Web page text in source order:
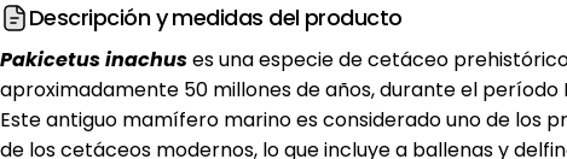
Descripción y medidas del producto
Pakicetus inachuses una especie de cetáceo
aproximadamente 50 millones de años, durante el período
Este antiguo mamífero marino es considerado uno de los
de los cetáceos modernos, lo que incluye a ballenas y